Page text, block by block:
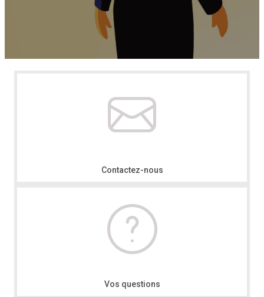
Contactez-nous
Vos questions